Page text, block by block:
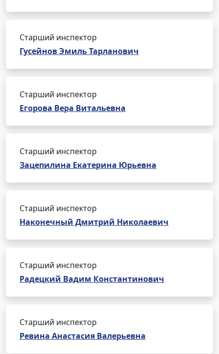
Старший инспектор
Гусейнов Эмиль Тарланович
Старший инспектор
Егорова Вера Витальевна
Старший инспектор
Зацепилина Екатерина Юрьевна
Старший инспектор
Наконечный Дмитрий Николаевич
Старший инспектор
Радецкий Вадим Константинович
Старший инспектор
Ревина Анастасия Валерьевна